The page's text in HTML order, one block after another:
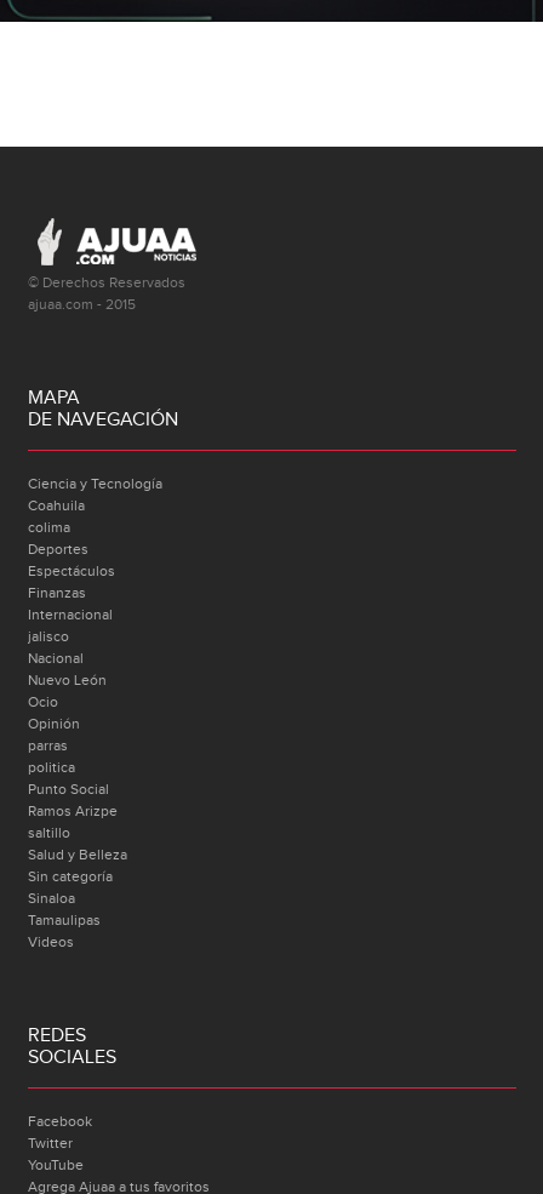
© Derechos Reservados
ajuaa.com - 2015
MAPA
DE NAVEGACIÓN
Ciencia y Tecnología
Coahuila
colima
Deportes
Espectáculos
Finanzas
Internacional
jalisco
Nacional
Nuevo León
Ocio
Opinión
parras
politica
Punto Social
Ramos Arizpe
saltillo
Salud y Belleza
Sin categoría
Sinaloa
Tamaulipas
Videos
REDES
SOCIALES
Facebook
Twitter
YouTube
Agrega Ajuaa a tus favoritos